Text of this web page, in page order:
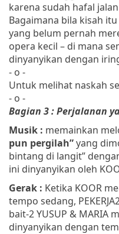
karena sudah hafal
Bagaimana bila kisah
yang belum pernah
opera kecil – di mana
dinyanyikan dengan
- o -
Untuk melihat naskah
- o -
Bagian 3 : Perjalanan
Musik : memainkan
pun pergilah”yang
bintang di langit”
ini dinyanyikan oleh
Gerak : Ketika KOOR
tempo sedang,
bait-2 YUSUP & MARIA
dinyanyikan dengan